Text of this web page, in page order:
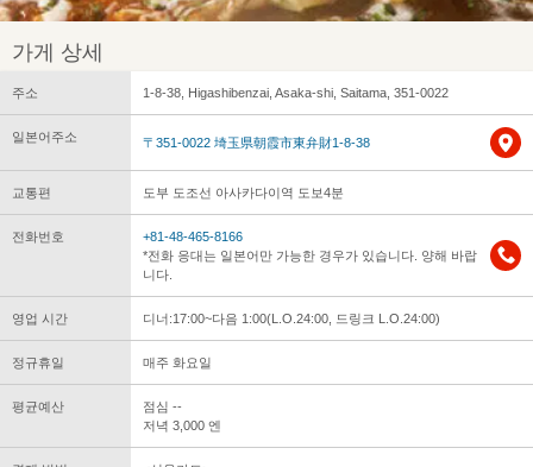
가게 상세
주소 1-8-38, Higashibenzai, Asaka-shi, Saitama, 351-0022
일본어주소 〒351-0022 埼玉県朝霞市東弁財1-8-38
교통편 도부 도조선 아사카다이역 도보4분
전화번호
+81-48-465-8166
*전화 응대는 일본어만 가능한 경우가 있습니다. 양해 바랍
니다.
영업 시간 디너:17:00~다음 1:00(L.O.24:00, 드링크 L.O.24:00)
정규휴일 매주 화요일
평균예산
점심 --
저녁 3,000 엔